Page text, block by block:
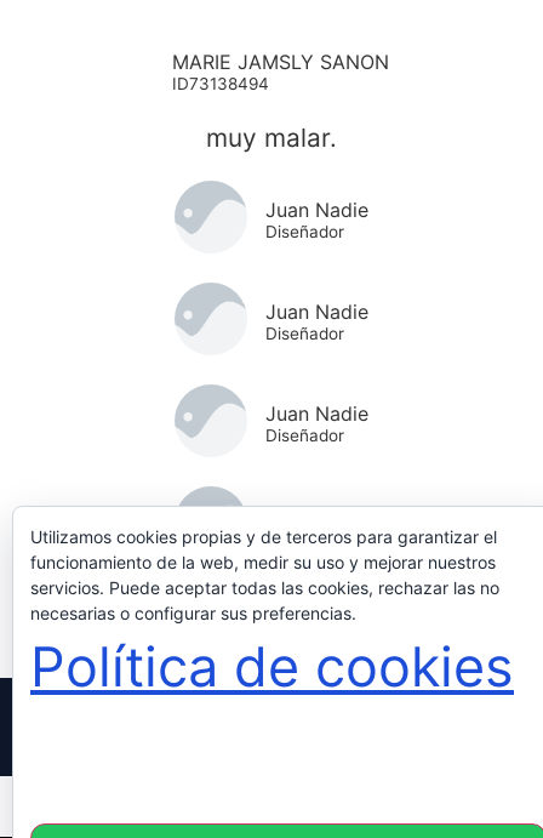
MARIE JAMSLY SANON
ID73138494
muy malar.
Juan Nadie
Diseñador
Juan Nadie
Diseñador
Juan Nadie
Diseñador
Diseñador
Juan Nadie
Utilizamos cookies propias y de terceros para garantizar el
funcionamiento de la web, medir su uso y mejorar nuestros
servicios. Puede aceptar todas las cookies, rechazar las no
necesarias o configurar sus preferencias.
Política de cookies